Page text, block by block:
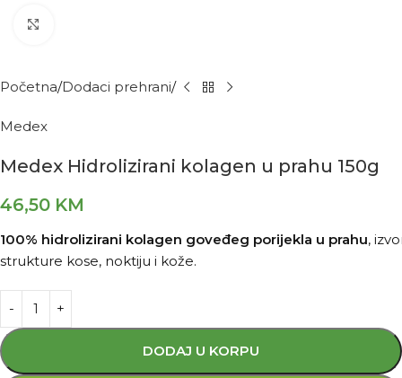
Početna Dodaci prehrani
Medex
Medex Hidrolizirani kolagen u prahu 150g
46,50 KM
100% hidrolizirani kolagen goveđeg porijekla u prahu,
strukture kose, noktiju i kože.
DODAJ U KORPU